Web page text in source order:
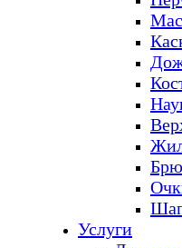
Услуги